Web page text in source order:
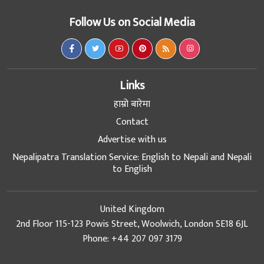
Follow Us on Social Media
Links
हाम्रो बारेमा
Contact
Advertise with us
Nepalipatra Translation Service: English to Nepali and Nepali
to English
United Kingdom
2nd Floor 115-123 Powis Street, Woolwich, London SE18 6JL
Phone: +44 207 097 3179